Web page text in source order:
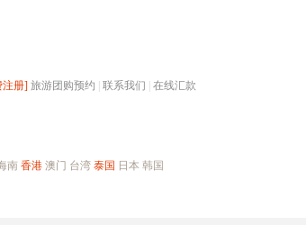
注册] 旅游团购预约 联系我们 在线汇款
南 香港 澳门 台湾 泰国 日本 韩国